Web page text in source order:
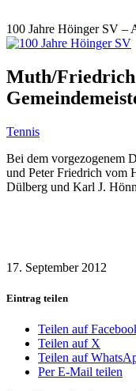
100 Jahre Höinger SV –
Muth/Friedrich
Tennis
Bei dem vorgezogenem
und Peter Friedrich vom
Dülberg und Karl J.
17. September 2012
Eintrag teilen
Teilen auf
Teilen auf X
Teilen auf
Per E-Mail teilen